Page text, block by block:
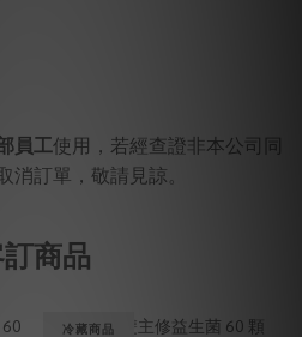
員工使用，若經查證非本公司同
消訂單，敬請見諒。
商品
冷藏商品